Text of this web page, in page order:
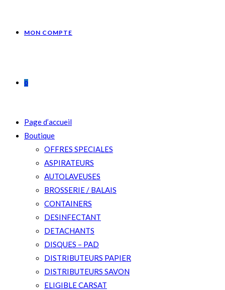
MON COMPTE
0
Page d’accueil
Boutique
OFFRES SPECIALES
ASPIRATEURS
AUTOLAVEUSES
BROSSERIE / BALAIS
CONTAINERS
DESINFECTANT
DETACHANTS
DISQUES – PAD
DISTRIBUTEURS PAPIER
DISTRIBUTEURS SAVON
ELIGIBLE CARSAT